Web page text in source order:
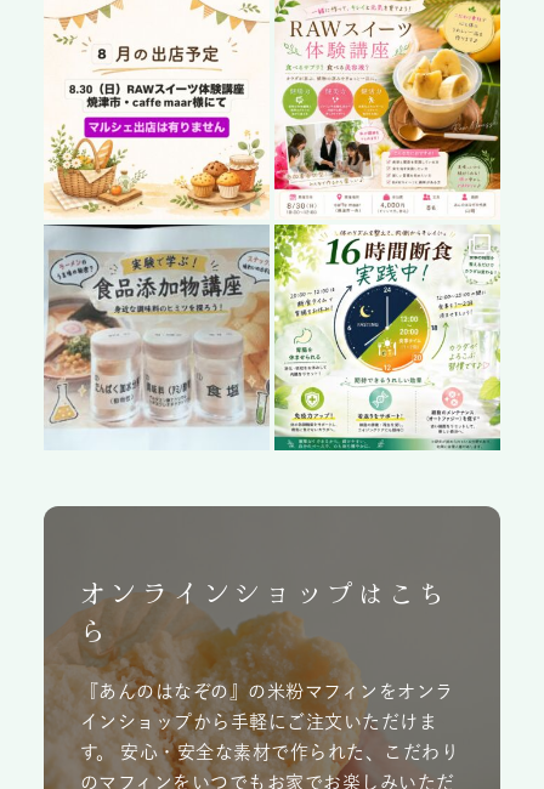
オンラインショップはこち
ら
『あんのはなぞの』の米粉マフィンをオンラ
インショップから手軽にご注文いただけま
す。 安心・安全な素材で作られた、こだわり
のマフィンをいつでもお家でお楽しみいただ